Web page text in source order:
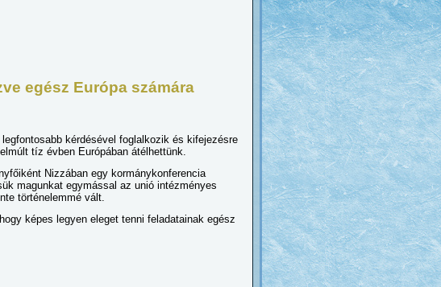
egész Európa számára
kérdésével foglalkozik és kifejezésre
tíz évben Európában átélhettünk.
Nizzában egy kormánykonferencia
magunkat egymással az unió intézményes
történelemmé vált.
képes legyen eleget tenni feladatainak egész